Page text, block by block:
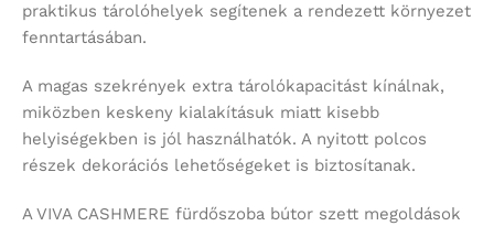
praktikus tárolóhelyek segítenek a rendezett környezet
fenntartásában.
A magas szekrények extra tárolókapacitást kínálnak,
miközben keskeny kialakításuk miatt kisebb
helyiségekben is jól használhatók. A nyitott polcos
részek dekorációs lehetőségeket is biztosítanak.
A VIVA CASHMERE fürdőszoba bútor szett megoldások